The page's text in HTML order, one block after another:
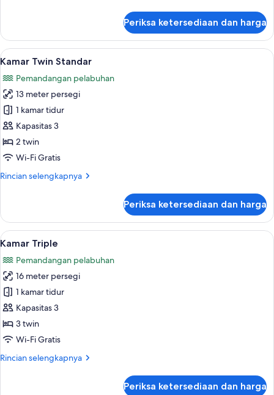
Kamar
Double
atau
Bisnis
Periksa ketersediaan dan harga
Lihat
semua
foto
untuk
Kamar
Twin
Standar
3
Kamar Twin Standar
Pemandangan pelabuhan
13 meter persegi
1 kamar tidur
Kapasitas 3
2 twin
Wi-Fi Gratis
Rincian selengkapnya
Rincian
Kamar
Twin
Standar
Periksa ketersediaan dan harga
Lihat
semua
foto
untuk
Kamar
Triple
4
Kamar Triple
Pemandangan pelabuhan
16 meter persegi
1 kamar tidur
Kapasitas 3
3 twin
Wi-Fi Gratis
Rincian selengkapnya
Rincian
Periksa ketersediaan dan harga